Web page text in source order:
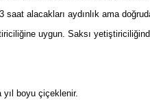
alacakları aydınlık ama
uygun. Saksı
yıl boyu çiçeklenir.